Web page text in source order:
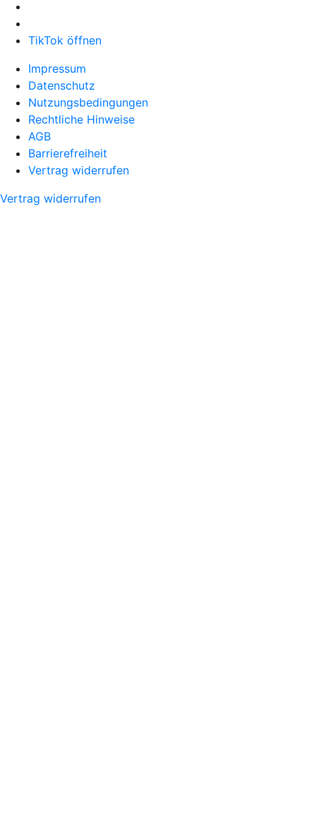
TikTok öffnen
Impressum
Datenschutz
Nutzungsbedingungen
Rechtliche Hinweise
AGB
Barrierefreiheit
Vertrag widerrufen
Vertrag widerrufen